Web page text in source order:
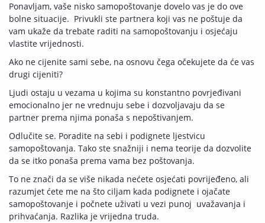
Ponavljam, vaše nisko samopoštovanje dovelo vas je do ove
bolne situacije. Privukli ste partnera koji vas ne poštuje da
vam ukaže da trebate raditi na samopoštovanju i osjećaju
vlastite vrijednosti.
Ako ne cijenite sami sebe, na osnovu čega očekujete da će vas
drugi cijeniti?
Ljudi ostaju u vezama u kojima su konstantno povrjeđivani
emocionalno jer ne vrednuju sebe i dozvoljavaju da se
partner prema njima ponaša s nepoštivanjem.
Odlučite se. Poradite na sebi i podignete ljestvicu
samopoštovanja. Tako ste snažniji i nema teorije da dozvolite
da se itko ponaša prema vama bez poštovanja.
To ne znači da se više nikada nećete osjećati povrijeđeno, ali
razumjet ćete me na što ciljam kada podignete i ojačate
samopoštovanje i počnete uživati u vezi punoj uvažavanja i
prihvaćanja. Razlika je vrijedna truda.